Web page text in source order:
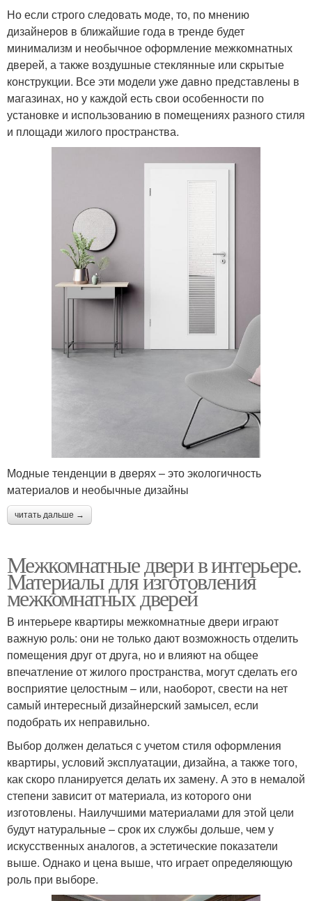
Но если строго следовать моде, то, по мнению
дизайнеров в ближайшие года в тренде будет
минимализм и необычное оформление межкомнатных
дверей, а также воздушные стеклянные или скрытые
конструкции. Все эти модели уже давно представлены в
магазинах, но у каждой есть свои особенности по
установке и использованию в помещениях разного стиля
и площади жилого пространства.
Модные тенденции в дверях – это экологичность
материалов и необычные дизайны
читать дальше →
Межкомнатные двери в интерьере.
Материалы для изготовления
межкомнатных дверей
В интерьере квартиры межкомнатные двери играют
важную роль: они не только дают возможность отделить
помещения друг от друга, но и влияют на общее
впечатление от жилого пространства, могут сделать его
восприятие целостным – или, наоборот, свести на нет
самый интересный дизайнерский замысел, если
подобрать их неправильно.
Выбор должен делаться с учетом стиля оформления
квартиры, условий эксплуатации, дизайна, а также того,
как скоро планируется делать их замену. А это в немалой
степени зависит от материала, из которого они
изготовлены. Наилучшими материалами для этой цели
будут натуральные – срок их службы дольше, чем у
искусственных аналогов, а эстетические показатели
выше. Однако и цена выше, что играет определяющую
роль при выборе.